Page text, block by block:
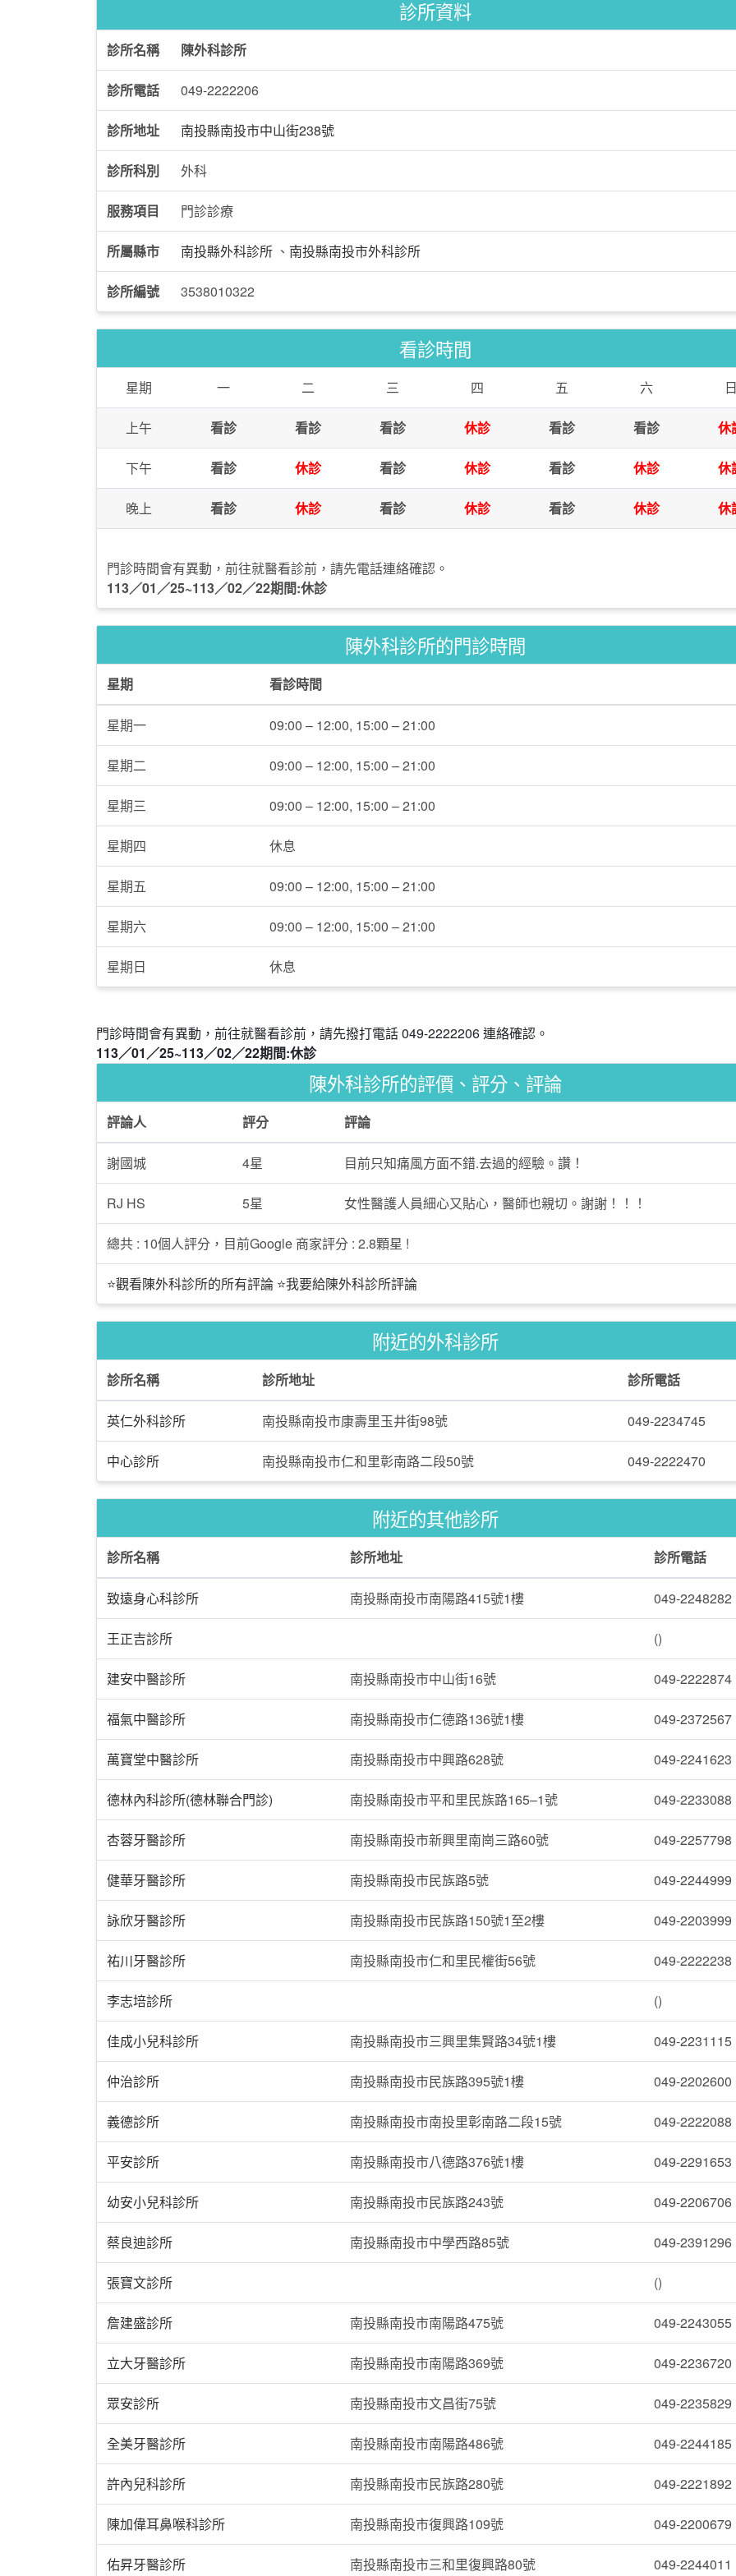
診所資料
診所名稱 陳外科診所
診所電話 049-2222206
診所地址 南投縣南投市中山街238號
診所科別 外科
服務項目 門診診療
所屬縣市 南投縣外科診所 、 南投縣南投市外科診所
診所編號 3538010322
看診時間
星期 一 二 三 四 五 六
上午 看診 看診 看診 休診 看診 看診 休
下午 看診 休診 看診 休診 看診 休診 休
晚上 看診 休診 看診 休診 看診 休診 休
門診時間會有異動，前往就醫看診前，請先電話連絡確認。
113／01／25~113／02／22期間:休診
陳外科診所的門診時間
星期 看診時間
星期一 09:00 – 12:00, 15:00 – 21:00
星期二 09:00 – 12:00, 15:00 – 21:00
星期三 09:00 – 12:00, 15:00 – 21:00
星期四 休息
星期五 09:00 – 12:00, 15:00 – 21:00
星期六 09:00 – 12:00, 15:00 – 21:00
星期日 休息
門診時間會有異動，前往就醫看診前，請先撥打電話 049-2222206 連絡確認。
113／01／25~113／02／22期間:休診
陳外科診所的評價、評分、評論
評論人 評分 評論
謝國城 4星 目前只知痛風方面不錯.去過的經驗。讚！
RJ HS 5星 女性醫護人員細心又貼心，醫師也親切。謝謝！！！
總共 : 10個人評分，目前Google 商家評分 : 2.8顆星 !
⭐觀看陳外科診所的所有評論 ⭐我要給陳外科診所評論
附近的外科診所
診所名稱 診所地址 診所電話
英仁外科診所 南投縣南投市康壽里玉井街98號 049-2234745
中心診所 南投縣南投市仁和里彰南路二段50號 049-2222470
附近的其他診所
診所名稱 診所地址 診所電話
致遠身心科診所 南投縣南投市南陽路415號1樓 049-2248282
王正吉診所 ()
建安中醫診所 南投縣南投市中山街16號 049-2222874
福氣中醫診所 南投縣南投市仁德路136號1樓 049-2372567
萬寶堂中醫診所 南投縣南投市中興路628號 049-2241623
德林內科診所(德林聯合門診) 南投縣南投市平和里民族路165–1號 049-2233088
杏蓉牙醫診所 南投縣南投市新興里南崗三路60號 049-2257798
健華牙醫診所 南投縣南投市民族路5號 049-2244999
詠欣牙醫診所 南投縣南投市民族路150號1至2樓 049-2203999
祐川牙醫診所 南投縣南投市仁和里民權街56號 049-2222238
李志培診所 ()
佳成小兒科診所 南投縣南投市三興里集賢路34號1樓 049-2231115
仲治診所 南投縣南投市民族路395號1樓 049-2202600
義德診所 南投縣南投市南投里彰南路二段15號 049-2222088
平安診所 南投縣南投市八德路376號1樓 049-2291653
幼安小兒科診所 南投縣南投市民族路243號 049-2206706
蔡良迪診所 南投縣南投市中學西路85號 049-2391296
張寶文診所 ()
詹建盛診所 南投縣南投市南陽路475號 049-2243055
立大牙醫診所 南投縣南投市南陽路369號 049-2236720
眾安診所 南投縣南投市文昌街75號 049-2235829
全美牙醫診所 南投縣南投市南陽路486號 049-2244185
許內兒科診所 南投縣南投市民族路280號 049-2221892
陳加偉耳鼻喉科診所 南投縣南投市復興路109號 049-2200679
佑昇牙醫診所 南投縣南投市三和里復興路80號 049-2244011